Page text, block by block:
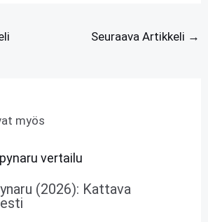
Seuraava Artikkeli →
myös
(2026): Kattava